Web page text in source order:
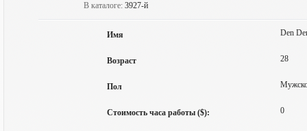
В каталоге: 3927-й
Имя Den
Возраст 28
Пол
Стоимость часа работы ($): 0